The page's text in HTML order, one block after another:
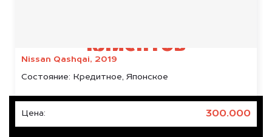
Nissan Qashqai, 2019
Состояние: Кредитное, Японское
Цена: 300.000
клиентов